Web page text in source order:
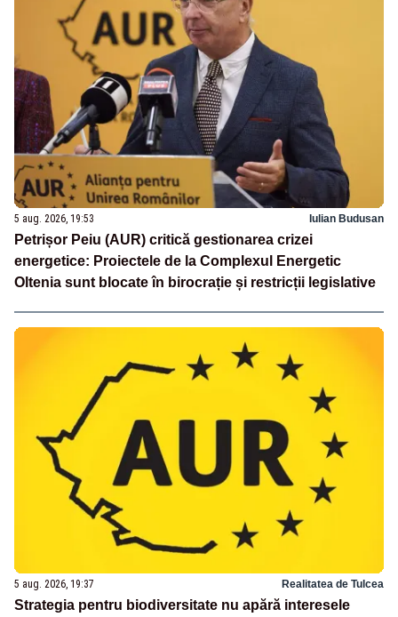
5 aug. 2026, 19:53 Iulian Budusan
Petrișor Peiu (AUR) critică gestionarea crizei
energetice: Proiectele de la Complexul Energetic
Oltenia sunt blocate în birocrație și restricții legislative
5 aug. 2026, 19:37 Realitatea de Tulcea
Strategia pentru biodiversitate nu apără interesele